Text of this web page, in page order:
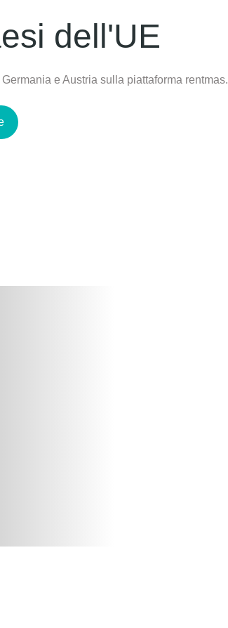
dell'UE
e Austria sulla piattaforma rentmas.